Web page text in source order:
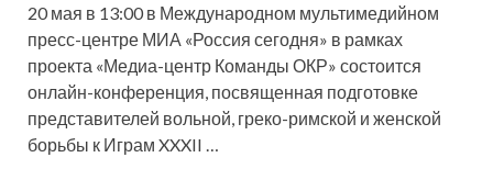
20 мая в 13:00 в Международном мультимедийном
пресс-центре МИА «Россия сегодня» в рамках
проекта «Медиа-центр Команды ОКР» состоится
онлайн-конференция, посвященная подготовке
представителей вольной, греко-римской и женской
борьбы к Играм XXXII …